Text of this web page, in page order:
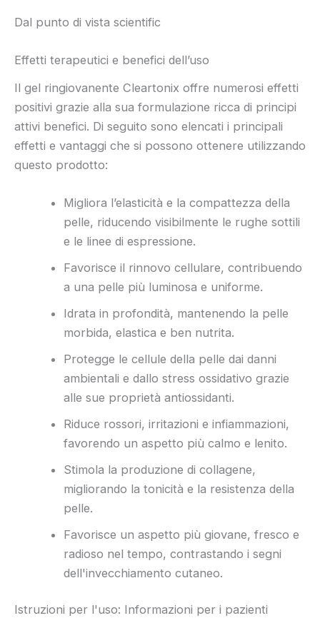
Dal punto di vista scientific
Effetti terapeutici e benefici dell’uso
Il gel ringiovanente Cleartonix offre numerosi effetti
positivi grazie alla sua formulazione ricca di principi
attivi benefici. Di seguito sono elencati i principali
effetti e vantaggi che si possono ottenere utilizzando
questo prodotto:
Migliora l’elasticità e la compattezza della
pelle, riducendo visibilmente le rughe sottili
e le linee di espressione.
Favorisce il rinnovo cellulare, contribuendo
a una pelle più luminosa e uniforme.
Idrata in profondità, mantenendo la pelle
morbida, elastica e ben nutrita.
Protegge le cellule della pelle dai danni
ambientali e dallo stress ossidativo grazie
alle sue proprietà antiossidanti.
Riduce rossori, irritazioni e infiammazioni,
favorendo un aspetto più calmo e lenito.
Stimola la produzione di collagene,
migliorando la tonicità e la resistenza della
pelle.
Favorisce un aspetto più giovane, fresco e
radioso nel tempo, contrastando i segni
dell'invecchiamento cutaneo.
Istruzioni per l'uso: Informazioni per i pazienti